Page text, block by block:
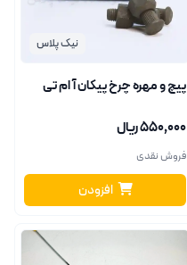
نیک پلاس
پیچ و مهره چرخ پیکان آ ام تی
۵۵۰٬۰۰۰ ریال
فروش نقدی
افزودن